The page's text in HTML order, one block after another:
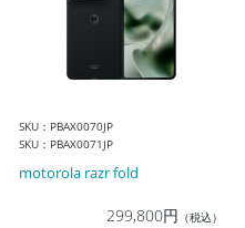
SKU：PBAX0070JP
SKU：PBAX0071JP
motorola razr fold
299,800円 （税込）